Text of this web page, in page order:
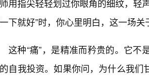
用指尖轻轻划过你眼角的细纹，轻
下就好”时，你心里明白，这一场关
这种“痛”，是精准而矜贵的。它
自我投资。如果你问，为什么我